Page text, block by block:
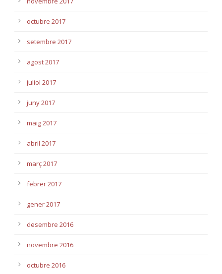
octubre 2017
setembre 2017
agost 2017
juliol 2017
juny 2017
maig 2017
abril 2017
març 2017
febrer 2017
gener 2017
desembre 2016
novembre 2016
octubre 2016